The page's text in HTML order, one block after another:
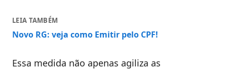
LEIA TAMBÉM
Novo RG: veja como Emitir pelo CPF!
Essa medida não apenas agiliza as